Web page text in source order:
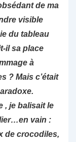
de ma
visible
du tableau
il sa place
à
? Mais c’était
, je balisait le
vain :
de crocodiles,